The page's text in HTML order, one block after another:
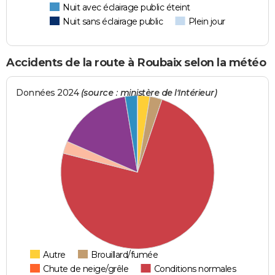
Nuit avec éclairage public éteint
Nuit sans éclairage public
Plein jour
Accidents de la route à Roubaix selon la météo
Données 2024 (source : ministère de l'Intérieur)
Autre
Brouillard/fumée
Chute de neige/grêle
Conditions normales